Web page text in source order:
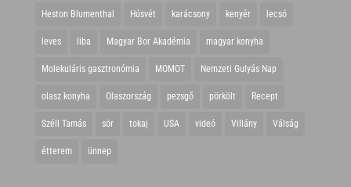
Heston Blumenthal Húsvét karácsony kenyér lecsó
leves liba Magyar Bor Akadémia magyar konyha
Molekuláris gasztronómia MOMOT Nemzeti Gulyás Nap
olasz konyha Olaszország pezsgő pörkölt Recept
Széll Tamás sör tokaj USA videó Villány Válság
étterem ünnep